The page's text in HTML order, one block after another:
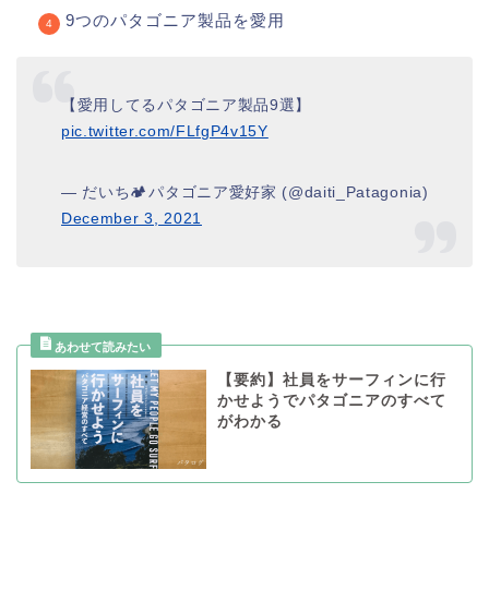
9つのパタゴニア製品を愛用
【愛用してるパタゴニア製品9選】
pic.twitter.com/FLfgP4v15Y
— だいち🏕パタゴニア愛好家 (@daiti_Patagonia)
December 3, 2021
【要約】社員をサーフィンに行
かせようでパタゴニアのすべて
がわかる